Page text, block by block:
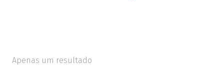
Apenas um resultado